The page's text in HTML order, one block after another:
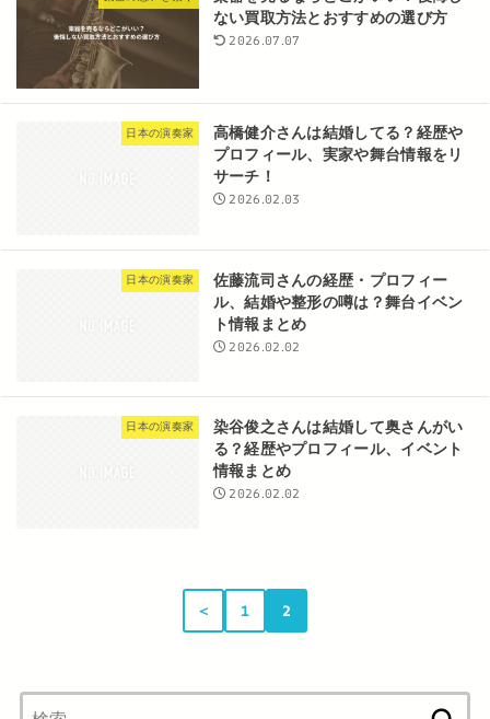
ない買取方法とおすすめの選び方
2026.07.07
日本の演奏家
高橋健介さんは結婚してる？経歴や
プロフィール、実家や舞台情報をリ
サーチ！
2026.02.03
日本の演奏家
佐藤流司さんの経歴・プロフィー
ル、結婚や整形の噂は？舞台イベン
ト情報まとめ
2026.02.02
日本の演奏家
染谷俊之さんは結婚して奥さんがい
る？経歴やプロフィール、イベント
情報まとめ
2026.02.02
＜ 1 2